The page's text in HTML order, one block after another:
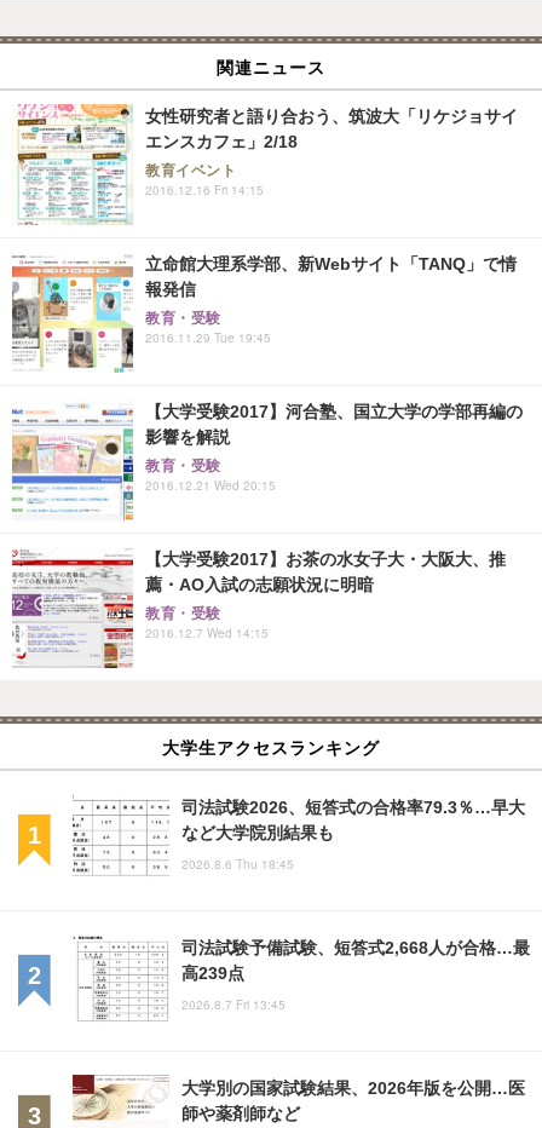
関連ニュース
女性研究者と語り合おう、筑波大「リケジョサイ
エンスカフェ」2/18
教育イベント
2016.12.16 Fri 14:15
立命館大理系学部、新Webサイト「TANQ」で情
報発信
教育・受験
2016.11.29 Tue 19:45
【大学受験2017】河合塾、国立大学の学部再編の
影響を解説
教育・受験
2016.12.21 Wed 20:15
【大学受験2017】お茶の水女子大・大阪大、推
薦・AO入試の志願状況に明暗
教育・受験
2016.12.7 Wed 14:15
大学生アクセスランキング
司法試験2026、短答式の合格率79.3％…早大
など大学院別結果も
2026.8.6 Thu 18:45
司法試験予備試験、短答式2,668人が合格…最
高239点
2026.8.7 Fri 13:45
大学別の国家試験結果、2026年版を公開…医
師や薬剤師など